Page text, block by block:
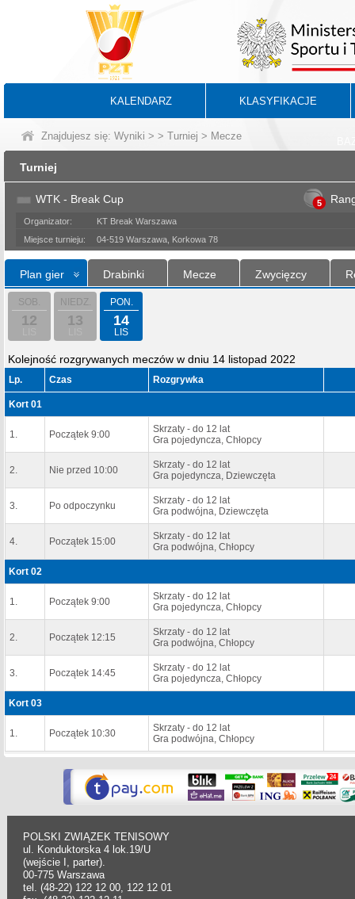
KALENDARZ KLASYFIKACJE
Znajdujesz się: Wyniki > > Turniej > Mecze
Turniej
WTK - Break Cup 5
Organizator:
KT Break Warszawa
Miejsce turnieju:
04-519 Warszawa, Korkowa 78
Plan gier Drabinki Mecze Zwycięzcy
SOB.
12
NIEDZ.
13
PON.
14
LIS
Kolejność rozgrywanych meczów w dniu 14 listopad 2022
Lp. Czas Rozgrywka
Kort 01
1. Początek 9:00
Skrzaty - do 12 lat
Gra pojedyncza, Chłopcy
2. Nie przed 10:00
Skrzaty - do 12 lat
Gra pojedyncza, Dziewczęta
3. Po odpoczynku
Skrzaty - do 12 lat
Gra podwójna, Dziewczęta
4. Początek 15:00
Skrzaty - do 12 lat
Gra podwójna, Chłopcy
Kort 02
1. Początek 9:00
Skrzaty - do 12 lat
Gra pojedyncza, Chłopcy
2. Początek 12:15
Skrzaty - do 12 lat
Gra podwójna, Chłopcy
3. Początek 14:45
Skrzaty - do 12 lat
Gra pojedyncza, Chłopcy
Kort 03
1. Początek 10:30
Skrzaty - do 12 lat
Gra podwójna, Chłopcy
POLSKI ZWIĄZEK TENISOWY
ul. Konduktorska 4 lok.19/U
(wejście I, parter).
00-775 Warszawa
tel. (48-22) 122 12 00, 122 12 01